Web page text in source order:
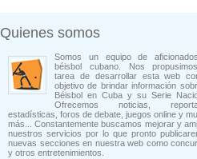
Quienes somos
Somos un equipo de
béisbol cubano. Nos
tarea de desarrollar esta web
objetivo de brindar información
Béisbol en Cuba y su Serie
Ofrecemos noticias,
estadísticas, foros de debate, juegos online y
más... Constantemente buscamos mejorar y
nuestros servicios por lo que pronto
nuevas secciones en nuestra web como
y otros entretenimientos.